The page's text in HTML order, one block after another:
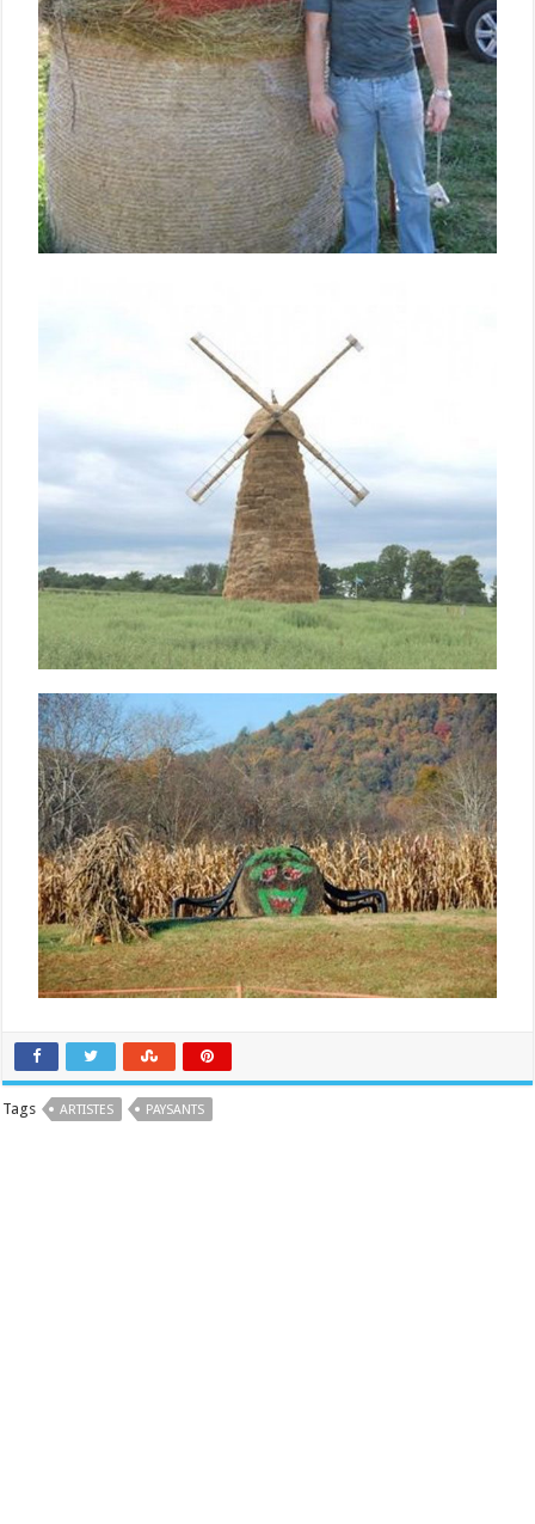
Tags ARTISTES PAYSANTS